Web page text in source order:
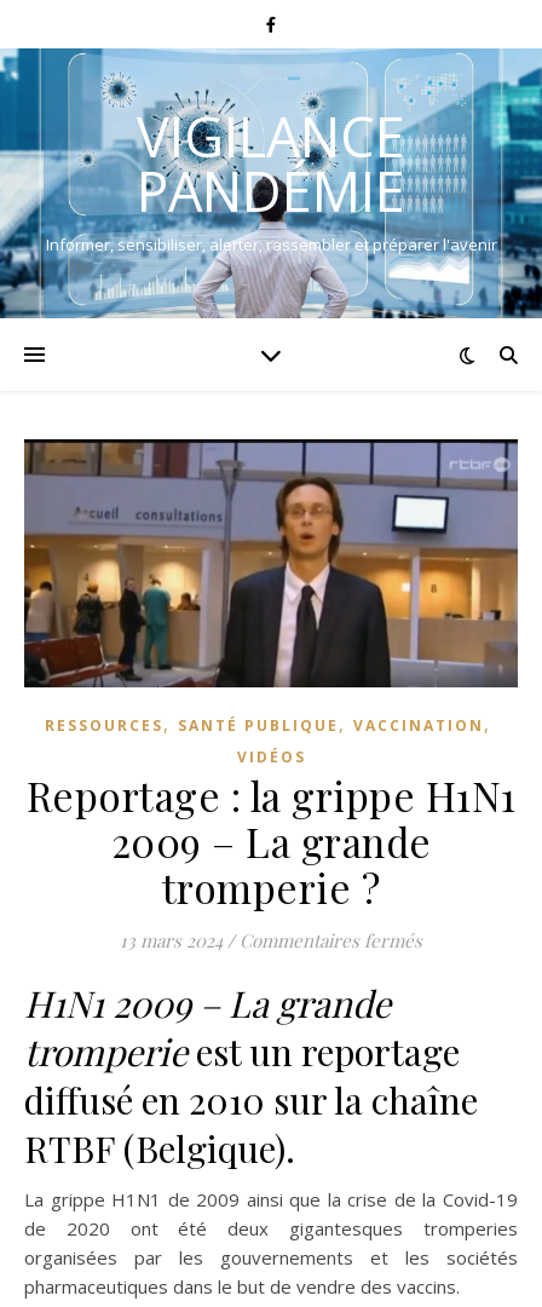
VIGILANCE
PANDÉMIE
Informer, sensibiliser, alerter, rassembler et préparer l'avenir
RESSOURCES, SANTÉ PUBLIQUE , VACCINATION ,
VIDÉOS
Reportage : la grippe H1N1
2009 – La grande
tromperie ?
13 mars 2024 / Commentaires ferméssur
H1N1 2009 – La grande
tromperieest un reportage
diffusé en 2010 sur la chaîne
RTBF (Belgique).
La grippe H1N1 de 2009 ainsi que la crise de la Covid-19
de 2020 ont été deux gigantesques tromperies
organisées par les gouvernements et les sociétés
pharmaceutiques dans le but de vendre des vaccins.